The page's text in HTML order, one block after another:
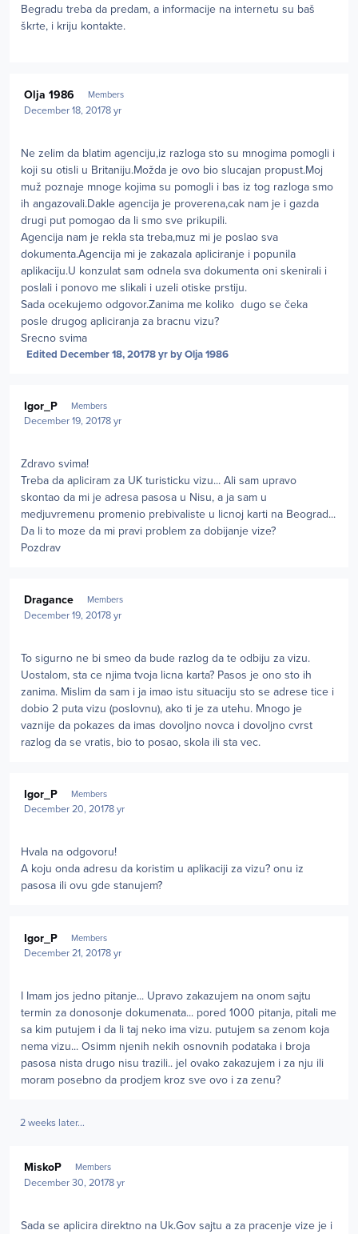
Begradu treba da predam, a informacije na internetu su baš
škrte, i kriju kontakte.
Olja 1986 Members
December 18, 20178 yr
Ne zelim da blatim agenciju,iz razloga sto su mnogima pomogli i
koji su otisli u Britaniju.Možda je ovo bio slucajan propust.Moj
muž poznaje mnoge kojima su pomogli i bas iz tog razloga smo
ih angazovali.Dakle agencija je proverena,cak nam je i gazda
drugi put pomogao da li smo sve prikupili.
Agencija nam je rekla sta treba,muz mi je poslao sva
dokumenta.Agencija mi je zakazala apliciranje i popunila
aplikaciju.U konzulat sam odnela sva dokumenta oni skenirali i
poslali i ponovo me slikali i uzeli otiske prstiju.
Sada ocekujemo odgovor.Zanima me koliko dugo se čeka
posle drugog apliciranja za bracnu vizu?
Srecno svima
Edited December 18, 20178 yrby Olja 1986
Igor_P Members
December 19, 20178 yr
Zdravo svima!
Treba da apliciram za UK turisticku vizu... Ali sam upravo
skontao da mi je adresa pasosa u Nisu, a ja sam u
medjuvremenu promenio prebivaliste u licnoj karti na Beograd...
Da li to moze da mi pravi problem za dobijanje vize?
Pozdrav
Dragance Members
December 19, 20178 yr
To sigurno ne bi smeo da bude razlog da te odbiju za vizu.
Uostalom, sta ce njima tvoja licna karta? Pasos je ono sto ih
zanima. Mislim da sam i ja imao istu situaciju sto se adrese tice i
dobio 2 puta vizu (poslovnu), ako ti je za utehu. Mnogo je
vaznije da pokazes da imas dovoljno novca i dovoljno cvrst
razlog da se vratis, bio to posao, skola ili sta vec.
Igor_P Members
December 20, 20178 yr
Hvala na odgovoru!
A koju onda adresu da koristim u aplikaciji za vizu? onu iz
pasosa ili ovu gde stanujem?
Igor_P Members
December 21, 20178 yr
I Imam jos jedno pitanje... Upravo zakazujem na onom sajtu
termin za donosonje dokumenata... pored 1000 pitanja, pitali me
sa kim putujem i da li taj neko ima vizu. putujem sa zenom koja
nema vizu... Osimm njenih nekih osnovnih podataka i broja
pasosa nista drugo nisu trazili.. jel ovako zakazujem i za nju ili
moram posebno da prodjem kroz sve ovo i za zenu?
2 weeks later...
MiskoP Members
December 30, 20178 yr
Sada se aplicira direktno na Uk.Gov sajtu a za pracenje vize je i